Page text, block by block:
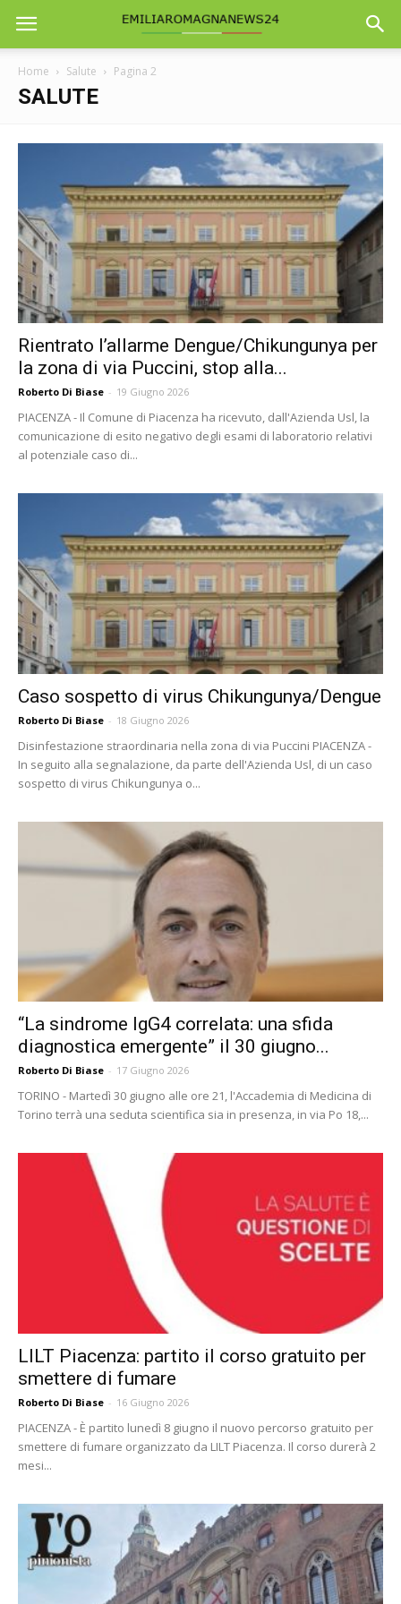
Home Salute Pagina 2
SALUTE
Rientrato l’allarme Dengue/Chikungunya per
la zona di via Puccini, stop alla...
Roberto Di Biase - 19 Giugno 2026
PIACENZA - Il Comune di Piacenza ha ricevuto, dall'Azienda Usl, la
comunicazione di esito negativo degli esami di laboratorio relativi
al potenziale caso di...
Caso sospetto di virus Chikungunya/Dengue
Roberto Di Biase - 18 Giugno 2026
Disinfestazione straordinaria nella zona di via Puccini PIACENZA -
In seguito alla segnalazione, da parte dell'Azienda Usl, di un caso
sospetto di virus Chikungunya o...
“La sindrome IgG4 correlata: una sfida
diagnostica emergente” il 30 giugno...
Roberto Di Biase - 17 Giugno 2026
TORINO - Martedì 30 giugno alle ore 21, l'Accademia di Medicina di
Torino terrà una seduta scientifica sia in presenza, in via Po 18,...
LILT Piacenza: partito il corso gratuito per
smettere di fumare
Roberto Di Biase - 16 Giugno 2026
PIACENZA - È partito lunedì 8 giugno il nuovo percorso gratuito per
smettere di fumare organizzato da LILT Piacenza. Il corso durerà 2
mesi...